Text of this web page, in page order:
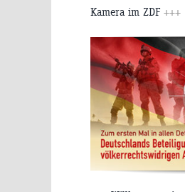
Kamera im ZDF +++